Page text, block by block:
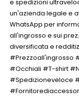
e spedizioni
un'azienda legale e
WhatsApp per
all'ingrosso e sui
diversificata e
#Prezzoall'ingrosso
#Occhiali #T-shirt
#Spedizioneveloce